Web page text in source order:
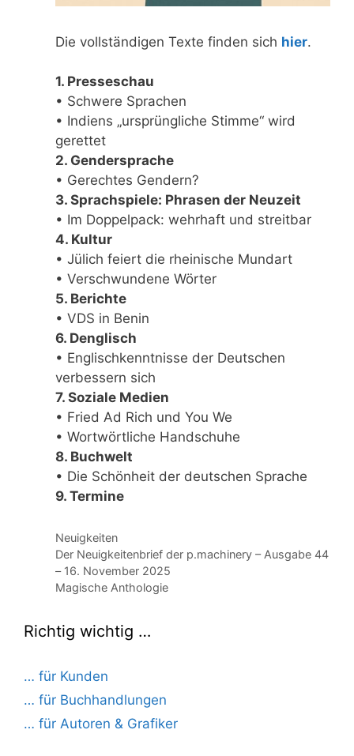
Die vollständigen Texte finden sich hier.
1. Presseschau
• Schwere Sprachen
• Indiens „ursprüngliche Stimme“ wird
gerettet
2. Gendersprache
• Gerechtes Gendern?
3. Sprachspiele: Phrasen der Neuzeit
• Im Doppelpack: wehrhaft und streitbar
4. Kultur
• Jülich feiert die rheinische Mundart
• Verschwundene Wörter
5. Berichte
• VDS in Benin
6. Denglisch
• Englischkenntnisse der Deutschen
verbessern sich
7. Soziale Medien
• Fried Ad Rich und You We
• Wortwörtliche Handschuhe
8. Buchwelt
• Die Schönheit der deutschen Sprache
9. Termine
Kategorien
Neuigkeiten
Der Neuigkeitenbrief der p.machinery – Ausgabe 44
– 16. November 2025
Magische Anthologie
Richtig wichtig …
… für Kunden
… für Buchhandlungen
… für Autoren & Grafiker